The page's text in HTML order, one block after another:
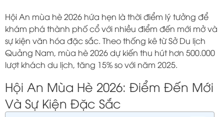
Hội An mùa hè 2026 hứa hẹn là thời điểm lý tưởng để
khám phá thành phố cổ với nhiều điểm đến mới mở và
sự kiện văn hóa đặc sắc. Theo thống kê từ Sở Du lịch
Quảng Nam, mùa hè 2026 dự kiến thu hút hơn 500.000
lượt khách du lịch, tăng 15% so với năm 2025.
Hội An Mùa Hè 2026: Điểm Đến Mới
Và Sự Kiện Đặc Sắc